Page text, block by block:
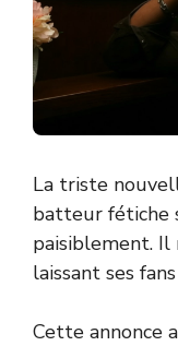
La triste
batteur fétiche
paisiblement. Il
laissant ses
Cette annonce